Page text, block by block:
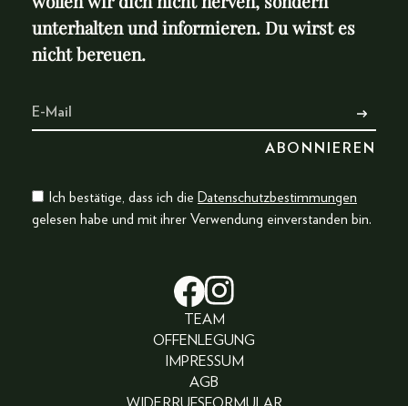
unterhalten und informieren. Du wirst es
nicht bereuen.
Ich bestätige, dass ich die Datenschutzbestimmungen
gelesen habe und mit ihrer Verwendung einverstanden bin.
TEAM
OFFENLEGUNG
IMPRESSUM
AGB
WIDERRUFSFORMULAR